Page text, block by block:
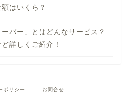
はいくら？
ーパー」とはどんなサービス？
詳しくご紹介！
ポリシー お問合せ